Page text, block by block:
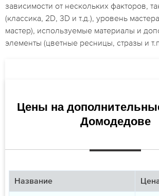
зависимости от нескольких факторов,
(классика, 2D, 3D и т.д.), уровень
мастер), используемые материалы и
элементы (цветные ресницы, стразы и
Цены на
Домодедове
Название